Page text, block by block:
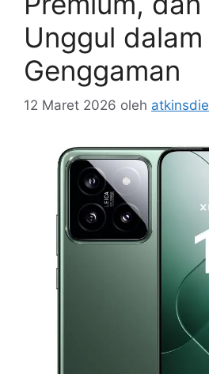
Unggul dalam
Genggaman
12 Maret 2026 oleh